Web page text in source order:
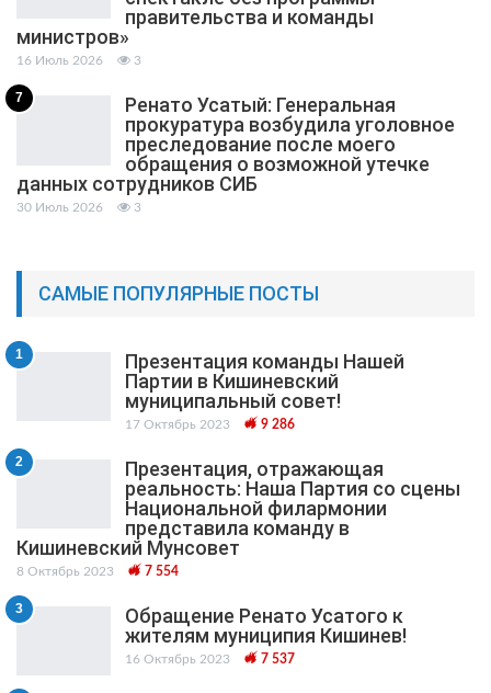
правительства и команды
министров»
16 Июль 2026 3
7
Ренато Усатый: Генеральная
прокуратура возбудила уголовное
преследование после моего
обращения о возможной утечке
данных сотрудников СИБ
30 Июль 2026 3
САМЫЕ ПОПУЛЯРНЫЕ ПОСТЫ
1
Презентация команды Нашей
Партии в Кишиневский
муниципальный cовет!
17 Октябрь 2023 9 286
2
Презентация, отражающая
реальность: Наша Партия со сцены
Национальной филармонии
представила команду в
Кишиневский Мунсовет
8 Октябрь 2023 7 554
3
Обращение Ренато Усатого к
жителям муниципия Кишинев!
16 Октябрь 2023 7 537